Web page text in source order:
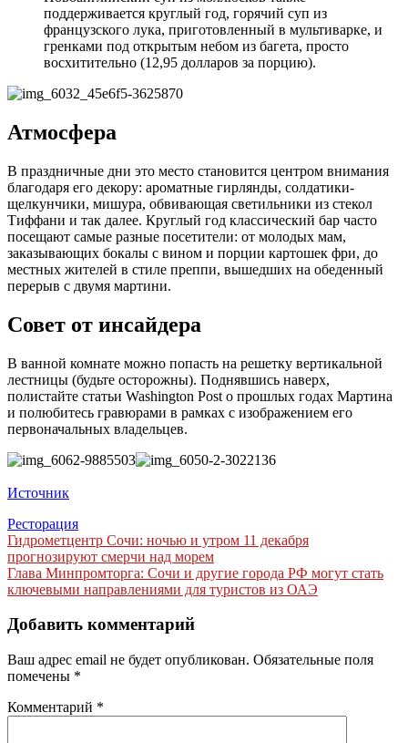
поддерживается круглый год, горячий суп из
французского лука, приготовленный в мультиварке, и
гренками под открытым небом из багета, просто
восхитительно (12,95 долларов за порцию).
Атмосфера
В праздничные дни это место становится центром внимания
благодаря его декору: ароматные гирлянды, солдатики-
щелкунчики, мишура, обвивающая светильники из стекол
Тиффани и так далее. Круглый год классический бар часто
посещают самые разные посетители: от молодых мам,
заказывающих бокалы с вином и порции картошек фри, до
местных жителей в стиле преппи, вышедших на обеденный
перерыв с двумя мартини.
Совет от инсайдера
В ванной комнате можно попасть на решетку вертикальной
лестницы (будьте осторожны). Поднявшись наверх,
полистайте статьи Washington Post о прошлых годах Мартина
и полюбитесь гравюрами в рамках с изображением его
первоначальных владельцев.
Источник
Ресторация
Навигация
по
записям
Гидрометцентр Сочи: ночью и утром 11 декабря
прогнозируют смерчи над морем
Глава Минпромторга: Сочи и другие города РФ могут стать
ключевыми направлениями для туристов из ОАЭ
Добавить комментарий
Ваш адрес email не будет опубликован. Обязательные поля
помечены *
Комментарий *